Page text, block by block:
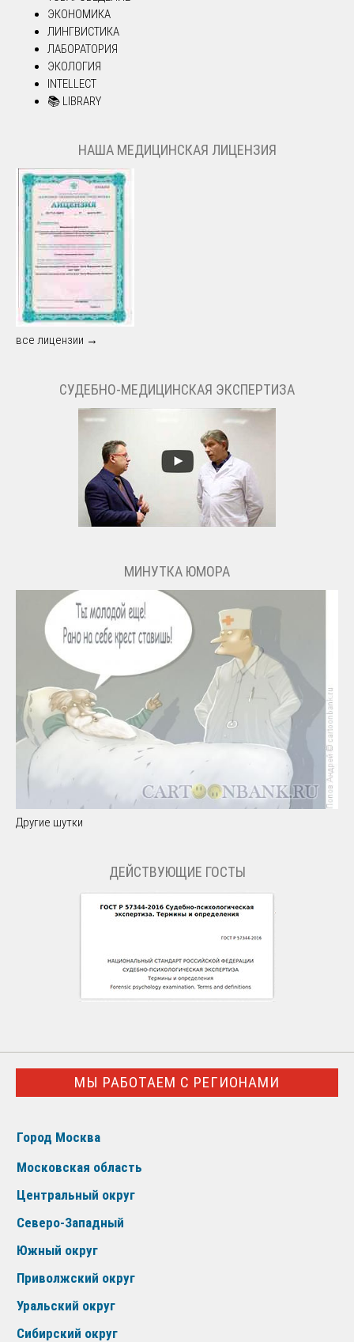
ЭКОНОМИКА
ЛИНГВИСТИКА
ЛАБОРАТОРИЯ
ЭКОЛОГИЯ
INTELLECT
📚 LIBRARY
НАША МЕДИЦИНСКАЯ ЛИЦЕНЗИЯ
все лицензии →
СУДЕБНО-МЕДИЦИНСКАЯ ЭКСПЕРТИЗА
МИНУТКА ЮМОРА
Другие шутки
ДЕЙСТВУЮЩИЕ ГОСТЫ
МЫ РАБОТАЕМ С РЕГИОНАМИ
Город Москва
Московская область
Центральный округ
Северо-Западный
Южный округ
Приволжский округ
Уральский округ
Сибирский округ